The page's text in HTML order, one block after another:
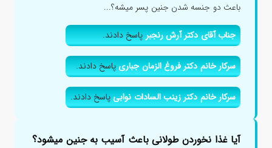
باعث دو جنسه شدن جنین پسر میشه؟...
جناب آقای دکتر آرش رنجبرپاسخ دادند.
سرکار خانم دکتر فروغ الزمان جباریپاسخ دادند.
سرکار خانم دکتر زینب السادات نوابیپاسخ دادند.
آیا غذا نخوردن طولانی باعث آسیب به جنین میشود؟